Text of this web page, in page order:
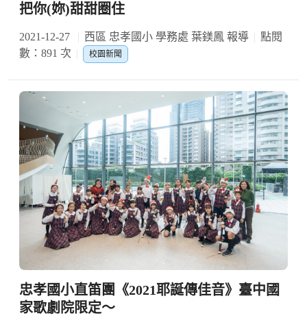
把你(妳)甜甜圈住
2021-12-27 西區 忠孝國小 學務處 葉鎂鳳 報導
點閱
數：891 次
校園新聞
忠孝國小直笛團《2021耶誕傳佳音》臺中國
家歌劇院限定～